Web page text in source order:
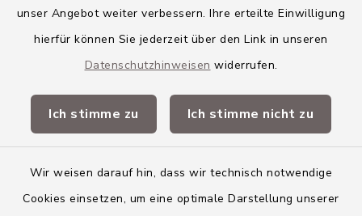
unser Angebot weiter verbessern. Ihre erteilte Einwilligung
hierfür können Sie jederzeit über den Link in unseren
Datenschutzhinweisen widerrufen.
Ich stimme zu Ich stimme nicht zu
Wir weisen darauf hin, dass wir technisch notwendige
Cookies einsetzen, um eine optimale Darstellung unserer
VG Altenstadt
Landkreis Neu-Ulm